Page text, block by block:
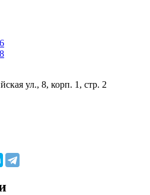
ул., 8, корп. 1, стр. 2